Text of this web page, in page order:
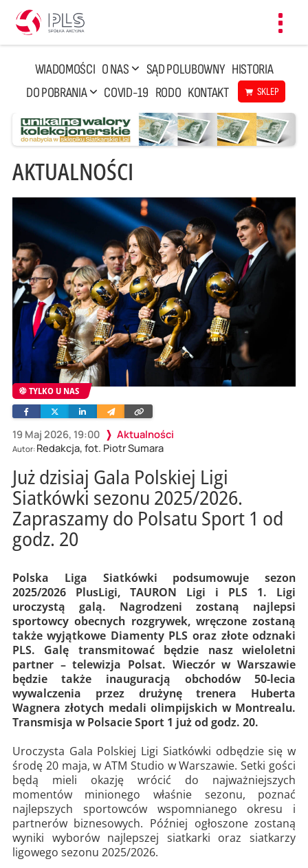
WIADOMOŚCI O NAS SĄD POLUBOWNY HISTORIA
DO POBRANIA
COVID-19 RODO KONTAKT SKLEP
AKTUALNOŚCI
TYLKO U NAS
19 Maj 2026, 19:00 Aktualności
Autor: Redakcja, fot. Piotr Sumara
FacebookTwitterLinkedinWyślij
e-
Skopiuj
link
Już dzisiaj Gala Polskiej Ligi
Siatkówki sezonu 2025/2026.
Zapraszamy do Polsatu Sport 1 od
godz. 20
Polska Liga Siatkówki podsumowuje sezon
2025/2026 PlusLigi, TAURON Ligi i PLS 1. Ligi
uroczystą galą. Nagrodzeni zostaną najlepsi
sportowcy obecnych rozgrywek, wręczone zostaną
także wyjątkowe Diamenty PLS oraz złote odznaki
PLS. Galę transmitować będzie nasz wieloletni
partner – telewizja Polsat. Wieczór w Warszawie
będzie także inauguracją obchodów 50-lecia
wywalczenia przez drużynę trenera Huberta
Wagnera złotych medali olimpijskich w Montrealu.
Transmisja w Polsacie Sport 1 już od godz. 20.
Uroczysta Gala Polskiej Ligi Siatkówki odbędzie się w
środę 20 maja, w ATM Studio w Warszawie. Setki gości
będą mieli okazję wrócić do najważniejszych
momentów minionego właśnie sezonu, poznać
najlepszych sportowców wspomnianego okresu i
partnerów biznesowych. Później ogłoszone zostaną
wyniki wyborów najlepszej siatkarki oraz siatkarzy
ligowego sezonu 2025/2026.